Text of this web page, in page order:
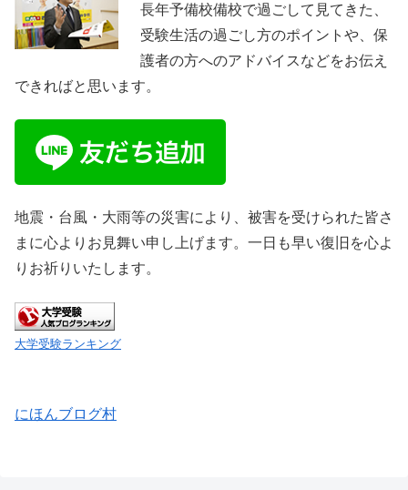
長年予備校備校で過ごして見てきた、
受験生活の過ごし方のポイントや、保
護者の方へのアドバイスなどをお伝え
できればと思います。
地震・台風・大雨等の災害により、被害を受けられた皆さ
まに心よりお見舞い申し上げます。一日も早い復旧を心よ
りお祈りいたします。
大学受験ランキング
にほんブログ村